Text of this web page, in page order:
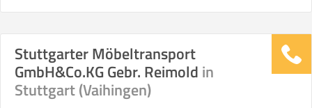
Stuttgarter Möbeltransport
GmbH&Co.KG Gebr. Reimold in
Stuttgart (Vaihingen)